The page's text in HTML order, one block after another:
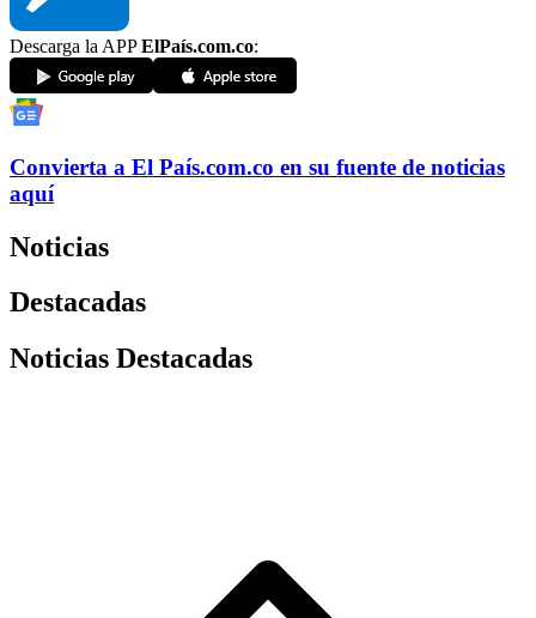
Descarga la APPElPaís.com.co:
Convierta a El País.com.co en su fuente de noticias
aquí
Noticias
Destacadas
Noticias Destacadas